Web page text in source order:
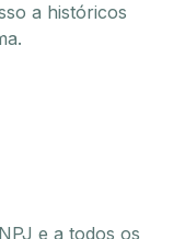
a históricos
e a todos os